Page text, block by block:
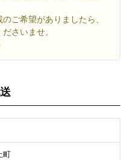
ご希望がありましたら、
さいませ。
町